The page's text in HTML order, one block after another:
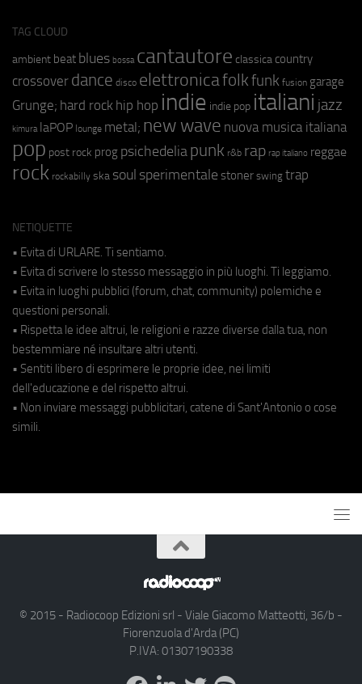
TAG CLOUD
ambient beat blues bossa cantautore classica country
crossover dance disco elettronicafolkfunk fusion garage
Grunge; hard rock hip hop indie indie pop italiani jazz
kimura laPOP lounge metal; new wave nuova musica italiana
pop post rock prog psichedeliapunk r&b rap rap italiano reggae
rock rockabilly ska soul sperimentale stoner swing trap
NETIQUETTE
• Evita di URLARE. Ti sentiamo.
• Evita di scrivere lo stesso messaggio in più luoghi. Ti leggiamo.
• Evita in luoghi pubblici (forum, chat, community) polemiche e
questioni personali.
• Rispetta le idee altrui, le religioni e razze diverse dalla tua, non
bestemmiare né insultare altri utenti.
• Sentiti libero di esprimere le proprie idee, nei limiti
dell'educazione e del rispetto altrui.
• Non inviare messaggi pubblicitari, catene di Sant'Antonio o cose
simili.
© 2015 - Radiocoop Edizioni srl - Viale Giacomo Matteotti, 36/b -
Fiorenzuola d'Arda (PC)
P.IVA: 01307190338